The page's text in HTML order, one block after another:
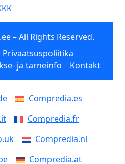
– All Rights Reserved.
Privaatsuspoliitika
ja tarneinfo Kontakt
Compredia.es
Compredia.fr
Compredia.nl
Compredia.at